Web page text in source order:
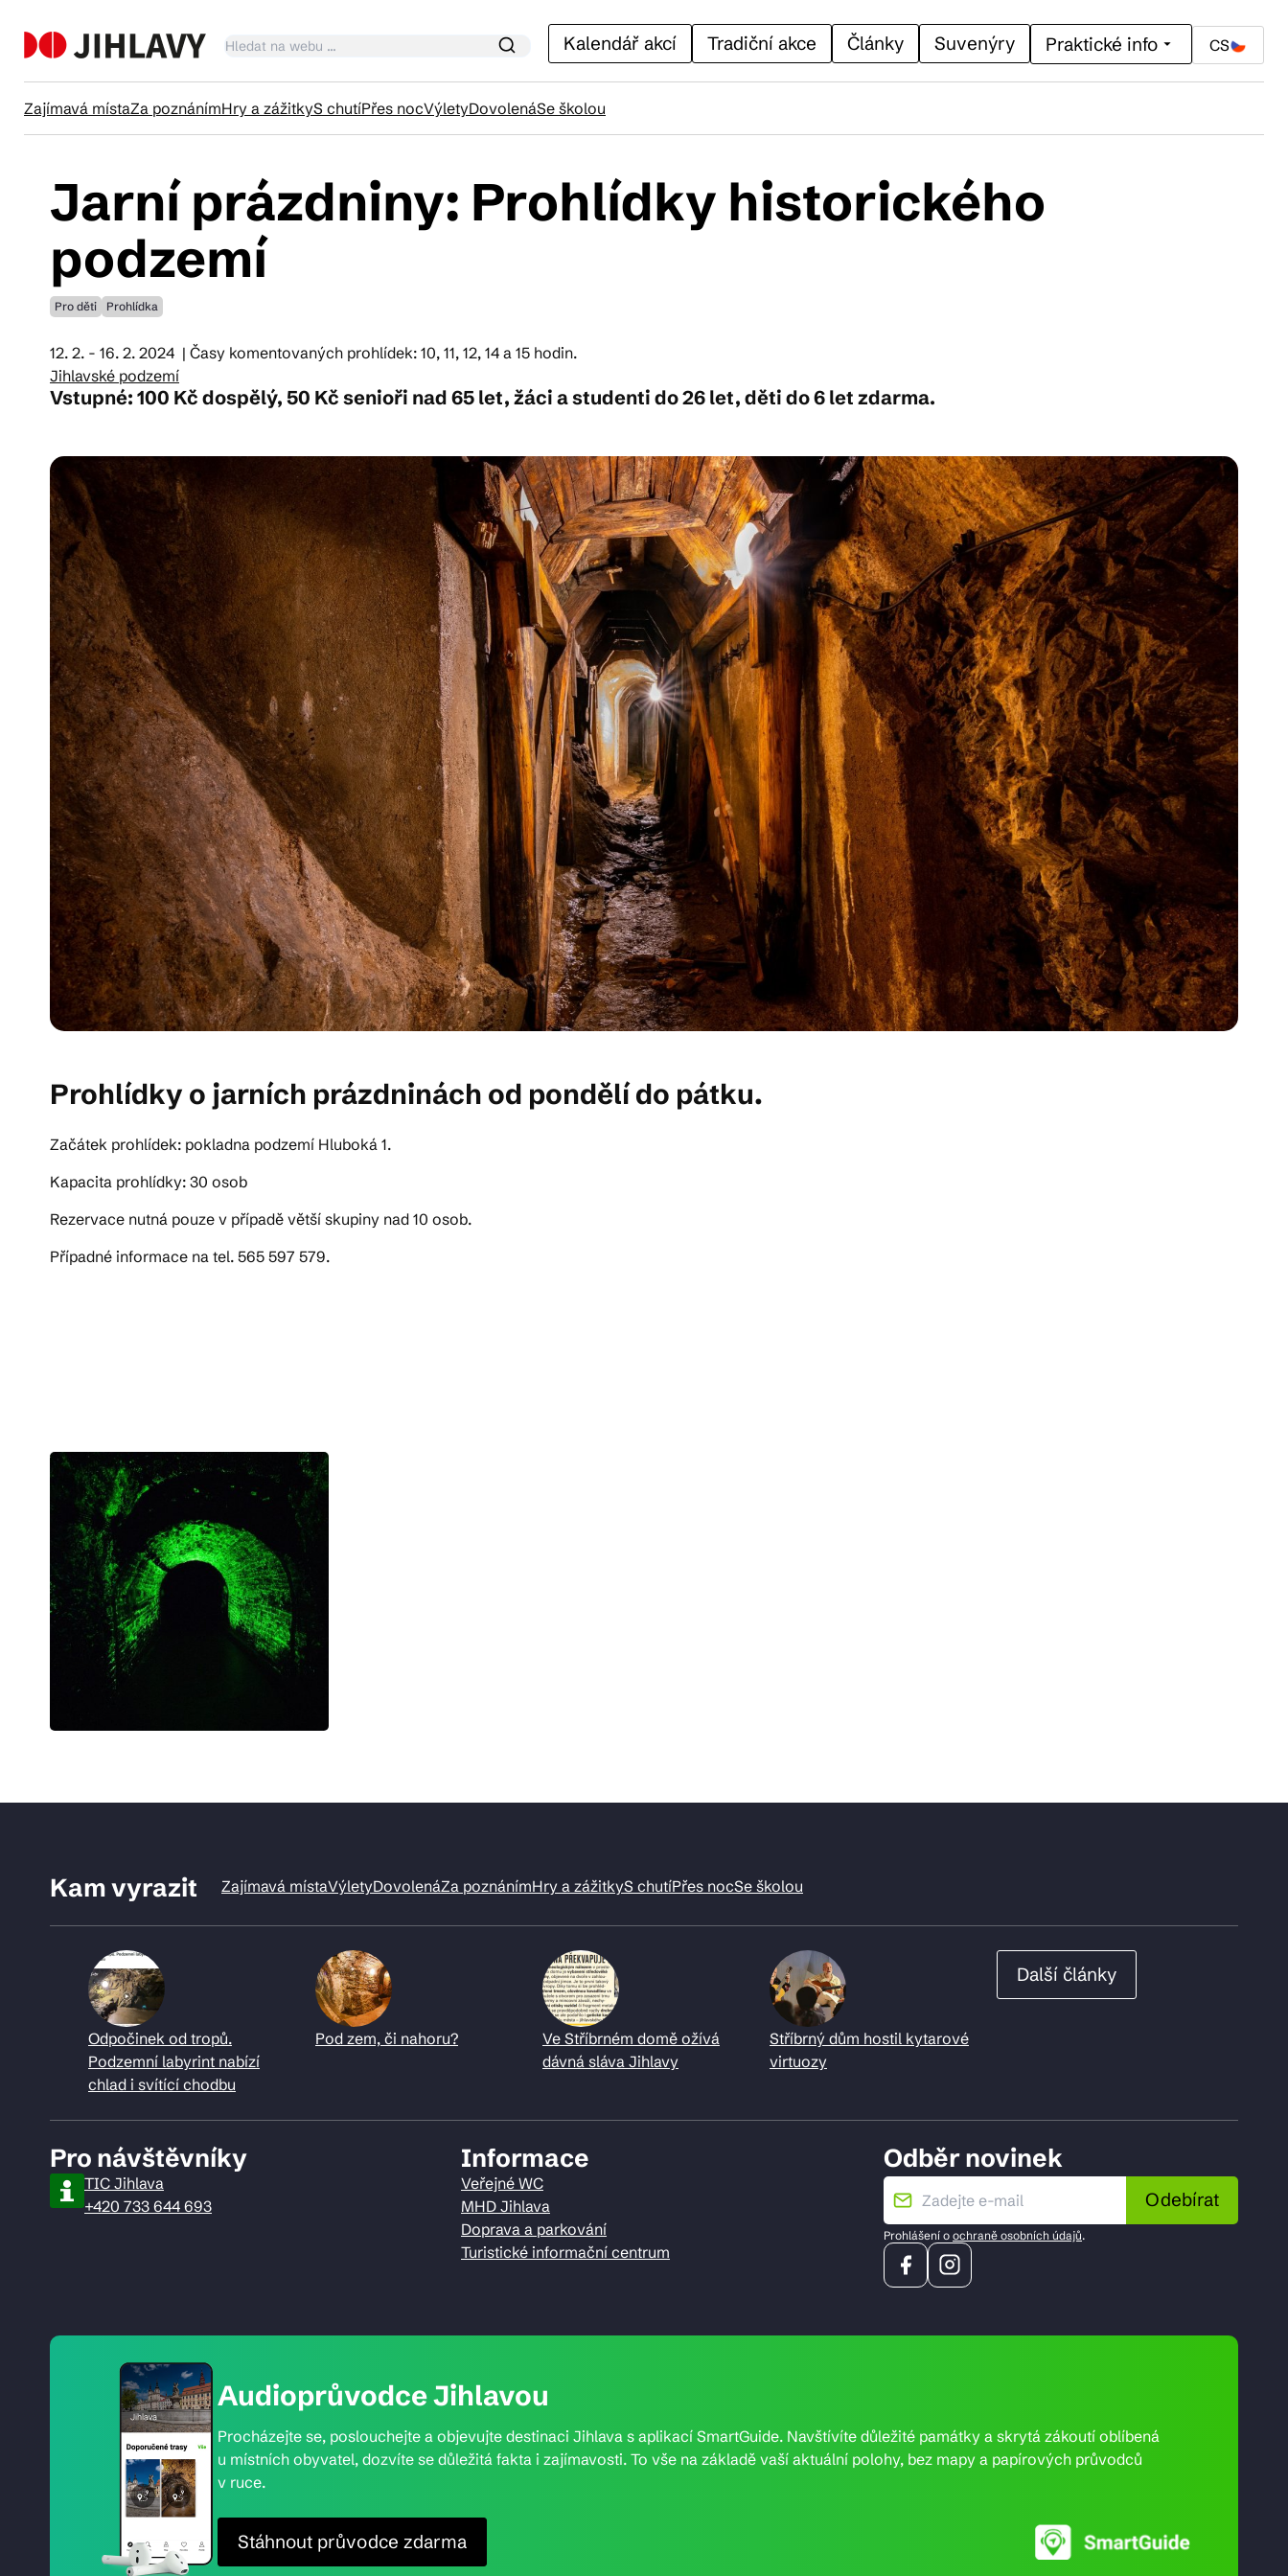
Kalendář akcí Tradiční akce Články Suvenýry Praktické info CS
Zajímavá místaZa poznánímHry a zážitkyS chutíPřes nocVýletyDovolenáSe školou
Kalendář akcí
Suvenýry
Praktické info
Kam vyrazit
CS EN DE
© 2026 Brána Jihlavy
Jarní prázdniny: Prohlídky historického
podzemí
Pro děti Prohlídka
12. 2. - 16. 2. 2024 | Časy komentovaných prohlídek: 10, 11, 12, 14 a 15 hodin.
Jihlavské podzemí
Vstupné: 100 Kč dospělý, 50 Kč senioři nad 65 let, žáci a studenti do 26 let, děti do 6 let zdarma.
Prohlídky o jarních prázdninách od pondělí do pátku.
Začátek prohlídek: pokladna podzemí Hluboká 1.
Kapacita prohlídky: 30 osob
Rezervace nutná pouze v případě větší skupiny nad 10 osob.
Případné informace na tel. 565 597 579.
Kam vyrazit Zajímavá místaVýletyDovolenáZa poznánímHry a zážitkyS chutíPřes nocSe školou
Odpočinek od tropů.
Podzemní labyrint nabízí
chlad i svítící chodbu
Pod zem, či nahoru?
Ve Stříbrném domě ožívá
dávná sláva Jihlavy
Stříbrný dům hostil kytarové
virtuozy
Další články
Pro návštěvníky
TIC Jihlava
+420 733 644 693
Informace
Veřejné WC
MHD Jihlava
Doprava a parkování
Turistické informační centrum
Odběr novinek
Odebírat
Prohlášení o ochraně osobních údajů.
Audioprůvodce Jihlavou
Procházejte se, poslouchejte a objevujte destinaci Jihlava s aplikací SmartGuide. Navštívíte důležité památky a skrytá zákoutí oblíbená
u místních obyvatel, dozvíte se důležitá fakta i zajímavosti. To vše na základě vaší aktuální polohy, bez mapy a papírových průvodců
v ruce.
Stáhnout průvodce zdarma